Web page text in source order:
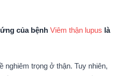
của bệnh Viêm thận lupus là
nghiêm trọng ở thận. Tuy nhiên,